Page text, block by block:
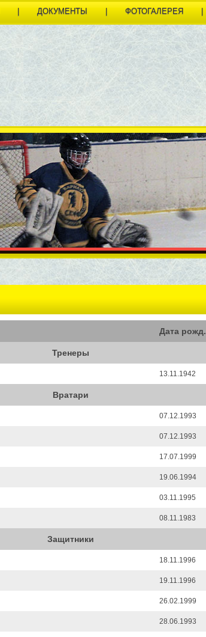
| ДОКУМЕНТЫ | ФОТОГАЛЕРЕЯ |
Дата рожд.
Тренеры
13.11.1942
Вратари
07.12.1993
07.12.1993
17.07.1999
19.06.1994
03.11.1995
08.11.1983
Защитники
18.11.1996
19.11.1996
26.02.1999
28.06.1993